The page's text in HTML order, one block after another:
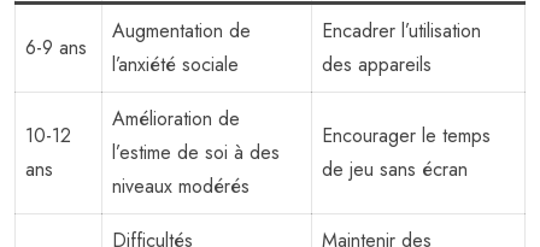
6-9 ans
Augmentation de
l’anxiété sociale
Encadrer l’utilisation
des appareils
10-12
ans
Amélioration de
l’estime de soi à des
niveaux modérés
Encourager le temps
de jeu sans écran
Difficultés
Maintenir des